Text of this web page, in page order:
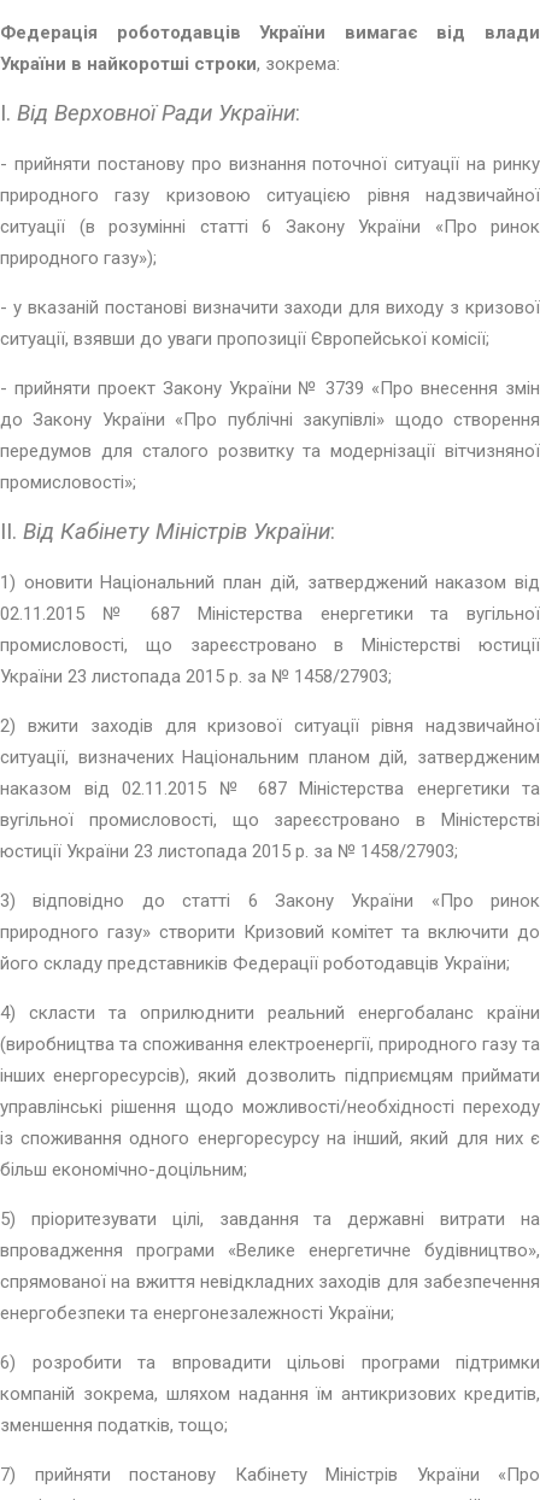
Федерація роботодавців України вимагає від влади
України в найкоротші строки, зокрема:
I. Від Верховної Ради України:
- прийняти постанову про визнання поточної ситуації на ринку
природного газу кризовою ситуацією рівня надзвичайної
ситуації (в розумінні статті 6 Закону України «Про ринок
природного газу»);
- у вказаній постанові визначити заходи для виходу з кризової
ситуації, взявши до уваги пропозиції Європейської комісії;
- прийняти проект Закону України № 3739 «Про внесення змін
до Закону України «Про публічні закупівлі» щодо створення
передумов для сталого розвитку та модернізації вітчизняної
промисловості»;
II. Від Кабінету Міністрів України:
1) оновити Національний план дій, затверджений наказом від
02.11.2015 № 687 Міністерства енергетики та вугільної
промисловості, що зареєстровано в Міністерстві юстиції
України 23 листопада 2015 р. за № 1458/27903;
2) вжити заходів для кризової ситуації рівня надзвичайної
ситуації, визначених Національним планом дій, затвердженим
наказом від 02.11.2015 № 687 Міністерства енергетики та
вугільної промисловості, що зареєстровано в Міністерстві
юстиції України 23 листопада 2015 р. за № 1458/27903;
3) відповідно до статті 6 Закону України «Про ринок
природного газу» створити Кризовий комітет та включити до
його складу представників Федерації роботодавців України;
4) скласти та оприлюднити реальний енергобаланс країни
(виробництва та споживання електроенергії, природного газу та
інших енергоресурсів), який дозволить підприємцям приймати
управлінські рішення щодо можливості/необхідності переходу
із споживання одного енергоресурсу на інший, який для них є
більш економічно-доцільним;
5) пріоритезувати цілі, завдання та державні витрати на
впровадження програми «Велике енергетичне будівництво»,
спрямованої на вжиття невідкладних заходів для забезпечення
енергобезпеки та енергонезалежності України;
6) розробити та впровадити цільові програми підтримки
компаній зокрема, шляхом надання їм антикризових кредитів,
зменшення податків, тощо;
7) прийняти постанову Кабінету Міністрів України «Про